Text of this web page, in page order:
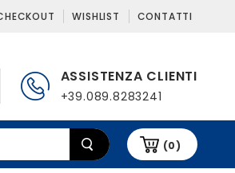
WISHLIST CONTATTI
ASSISTENZA CLIENTI
+39.089.8283241
(0)